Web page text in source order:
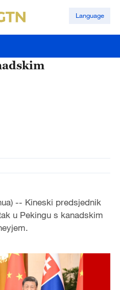
Language
-- Kineski predsjednik
u Pekingu s kanadskim